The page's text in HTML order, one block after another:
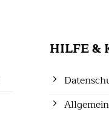
HILFE &